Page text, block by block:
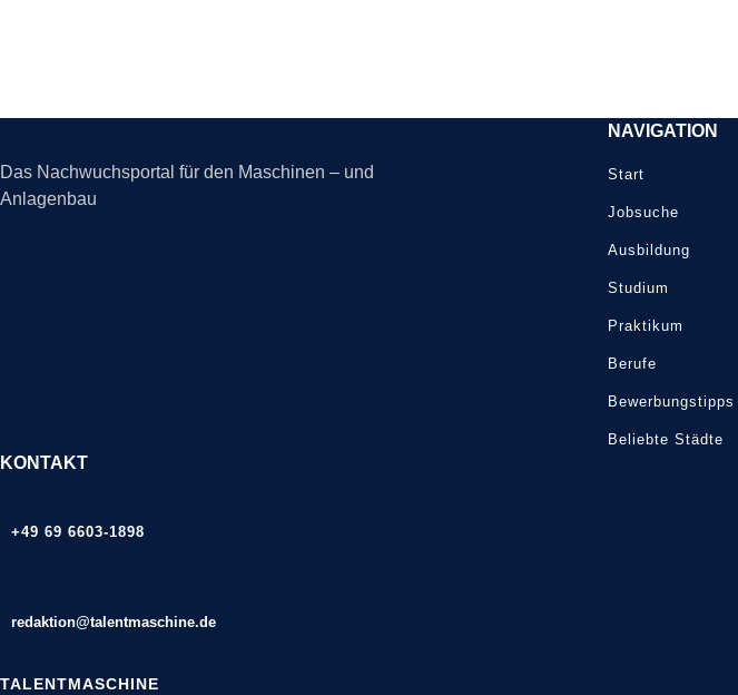
Das Nachwuchsportal für den Maschinen – und
Anlagenbau
NAVIGATION
Start
Jobsuche
Ausbildung
Studium
Praktikum
Berufe
Bewerbungstipps
Beliebte Städte
KONTAKT
+49 69 6603-1898
redaktion@talentmaschine.de
TALENTMASCHINE